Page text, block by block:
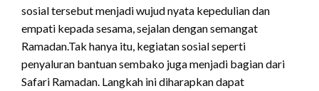
sosial tersebut menjadi wujud nyata kepedulian dan
empati kepada sesama, sejalan dengan semangat
Ramadan.Tak hanya itu, kegiatan sosial seperti
penyaluran bantuan sembako juga menjadi bagian dari
Safari Ramadan. Langkah ini diharapkan dapat